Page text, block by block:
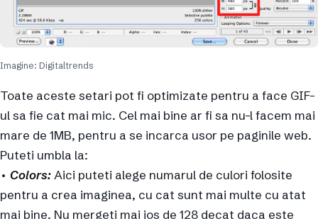
Imagine: Digitaltrends
Toate aceste setari pot fi optimizate pentru a face GIF-
ul sa fie cat mai mic. Cel mai bine ar fi sa nu-l facem mai
mare de 1MB, pentru a se incarca usor pe paginile web.
Puteti umbla la:
• Colors: Aici puteti alege numarul de culori folosite
pentru a crea imaginea, cu cat sunt mai multe cu atat
mai bine. Nu mergeti mai jos de 128 decat daca este